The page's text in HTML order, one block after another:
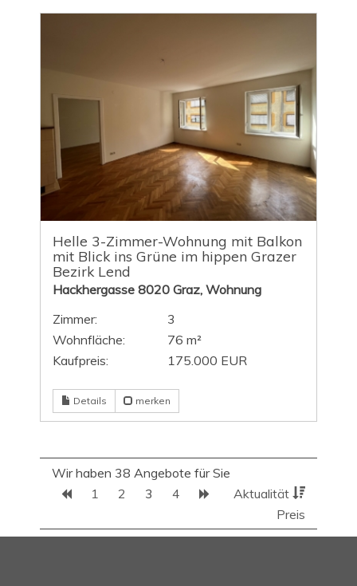
Helle 3-Zimmer-Wohnung mit Balkon
mit Blick ins Grüne im hippen Grazer
Bezirk Lend
Hackhergasse 8020 Graz, Wohnung
Zimmer:
3
Wohnfläche:
76 m²
Kaufpreis:
175.000 EUR
Details merken
Wir haben 38 Angebote für Sie
1
2 3 4
Aktualität
Preis